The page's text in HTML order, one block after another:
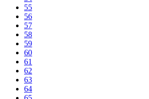
55
56
57
58
59
60
61
62
63
64